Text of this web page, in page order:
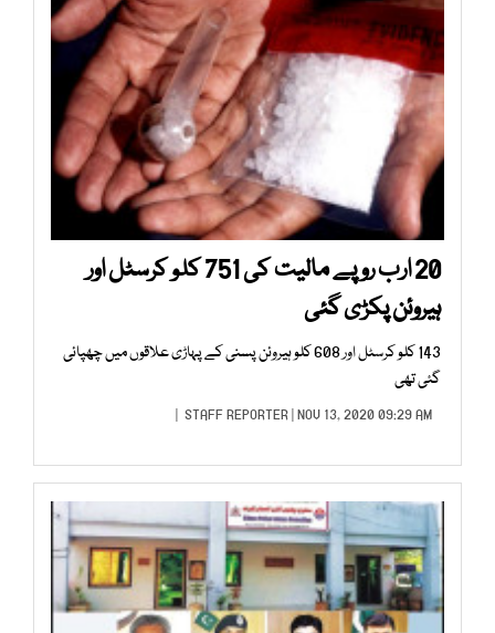
20 ارب روپے مالیت کی 751 کلو کرسٹل اور
ہیروئن پکڑی گئی
143 کلو کرسٹل اور 608 کلو ہیروئن پسنی کے پہاڑی علاقوں میں چھپائی
گئی تھی
STAFF REPORTER| NOV 13, 2020 09:29 AM |